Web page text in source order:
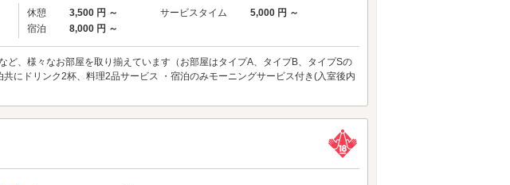
休憩 3,500 円 ～ サービスタイム
5,000 円 ～
宿泊
8,000 円 ～
ど、様々なお部屋を取り揃えています（お部屋はタイプA、タイプB、タイプSの
にドリンク2杯、料理2品サービス ・宿泊のみモーニングサービス付き(入室後内